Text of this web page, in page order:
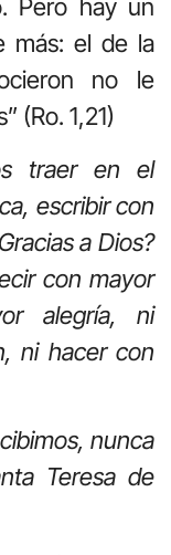
Pero hay un
más: el de la
no le
(Ro. 1,21)
traer en el
escribir con
a Dios?
con mayor
alegría, ni
ni hacer con
nunca
Teresa de